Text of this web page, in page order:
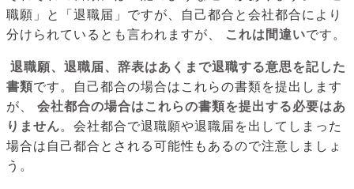
職願」と「退職届」ですが、自己都合と会社都合により
分けられているとも言われますが、
これは間違いです。
退職願、退職届、辞表はあくまで退職する意思を記した
書類です。自己都合の場合はこれらの書類を提出します
が、
会社都合の場合はこれらの書類を提出する必要はあ
りません。会社都合で退職願や退職届を出してしまった
場合は自己都合とされる可能性もあるので注意しましょ
う。